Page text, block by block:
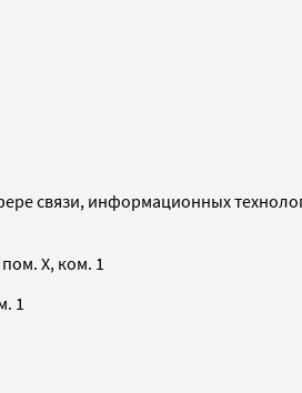
связи, информационных
X, ком. 1
1